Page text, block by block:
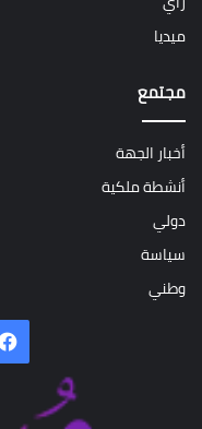
ميديا
مجتمع
أخبار الجهة
أنشطة ملكية
دولي
سياسة
وطني